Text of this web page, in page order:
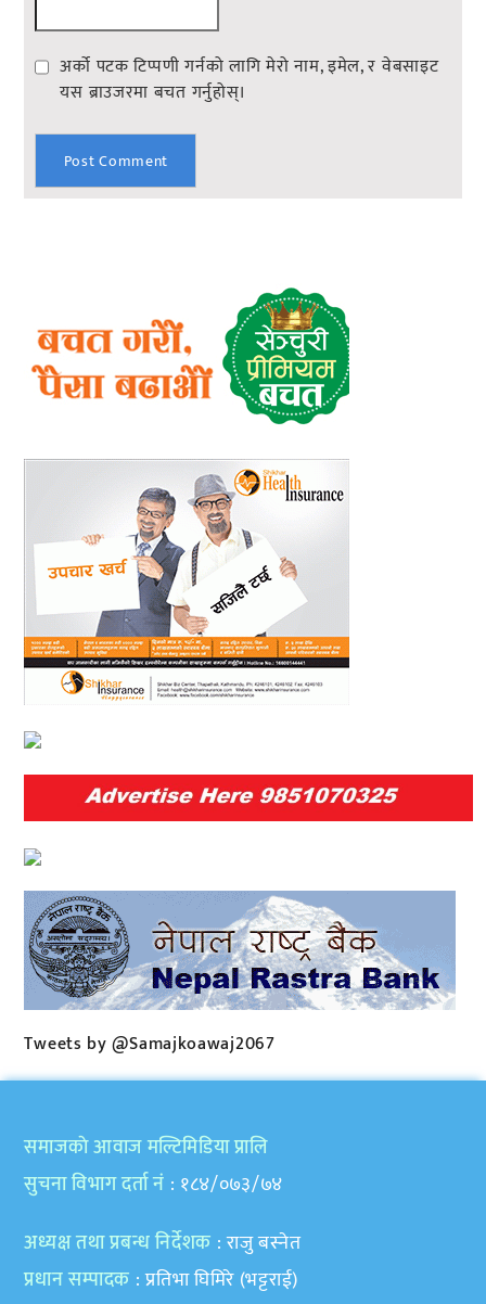
अर्को पटक टिप्पणी गर्नको लागि मेरो नाम, इमेल, र वेबसाइट
यस ब्राउजरमा बचत गर्नुहोस्।
Tweets by @Samajkoawaj2067
समाजकाे आवाज मल्टिमिडिया प्रालि
सुचना विभाग दर्ता नं : १८४/०७३/७४
अध्यक्ष तथा प्रबन्ध निर्देशक : राजु बस्नेत
प्रधान सम्पादक : प्रतिभा घिमिरे (भट्टराई)